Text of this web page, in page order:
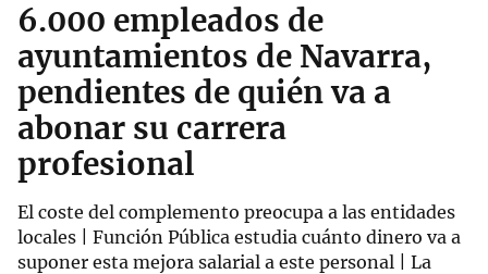
6.000 empleados de
ayuntamientos de Navarra,
pendientes de quién va a
abonar su carrera
profesional
El coste del complemento preocupa a las entidades
locales | Función Pública estudia cuánto dinero va a
suponer esta mejora salarial a este personal | La